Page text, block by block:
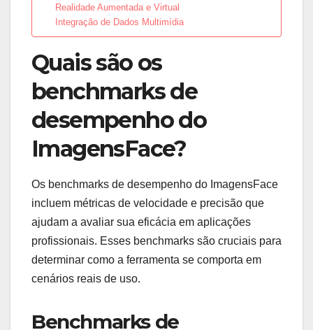
Realidade Aumentada e Virtual
Integração de Dados Multimídia
Quais são os
benchmarks de
desempenho do
ImagensFace?
Os benchmarks de desempenho do ImagensFace
incluem métricas de velocidade e precisão que
ajudam a avaliar sua eficácia em aplicações
profissionais. Esses benchmarks são cruciais para
determinar como a ferramenta se comporta em
cenários reais de uso.
Benchmarks de